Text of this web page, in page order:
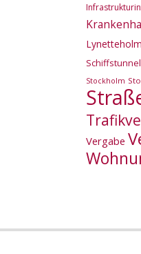
Lynetteholm
Schiffstunnel
Stockholm
Vergabe